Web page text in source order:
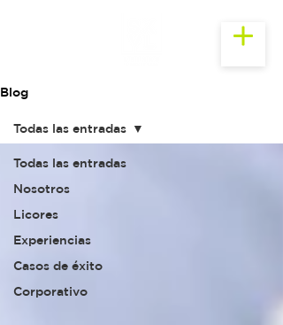
Blog
Todas las entradas
Nosotros
Licores
Experiencias
Casos de éxito
Corporativo
Todas las entradas